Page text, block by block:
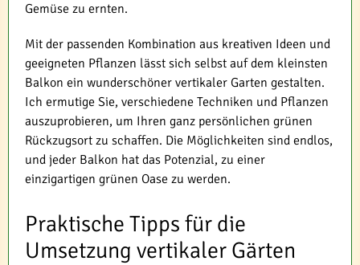
Gemüse zu ernten.
Mit der passenden Kombination aus kreativen Ideen und
geeigneten Pflanzen lässt sich selbst auf dem kleinsten
Balkon ein wunderschöner vertikaler Garten gestalten.
Ich ermutige Sie, verschiedene Techniken und Pflanzen
auszuprobieren, um Ihren ganz persönlichen grünen
Rückzugsort zu schaffen. Die Möglichkeiten sind endlos,
und jeder Balkon hat das Potenzial, zu einer
einzigartigen grünen Oase zu werden.
Praktische Tipps für die
Umsetzung vertikaler Gärten